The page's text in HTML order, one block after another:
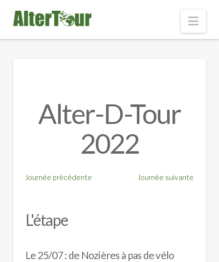
Alter-D-Tour
2022
Journée précédente Journée suivante
L'étape
Le 25/07 : de Nozières à pas de vélo